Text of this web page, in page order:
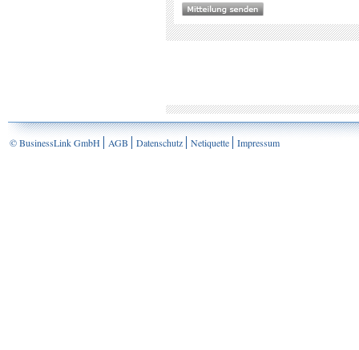
© BusinessLink GmbH AGB Datenschutz Netiquette Impressum